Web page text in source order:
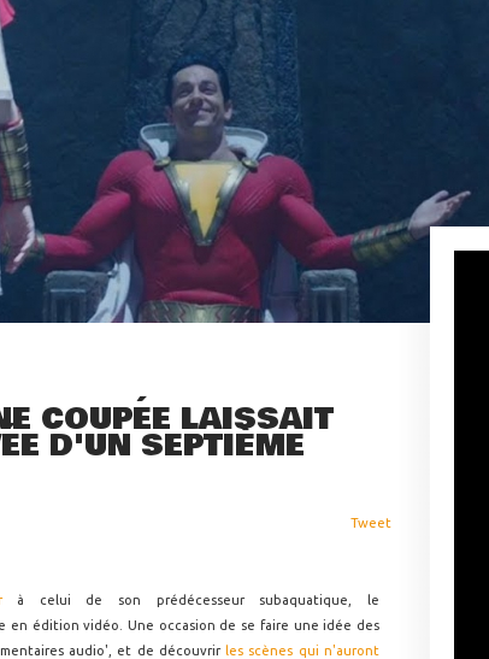
COUPÉE LAISSAIT
D'UN SEPTIÈME
Tweet
à celui de son prédécesseur subaquatique, le
en édition vidéo. Une occasion de se faire une idée des
audio', et de découvrir les scènes qui n'auront